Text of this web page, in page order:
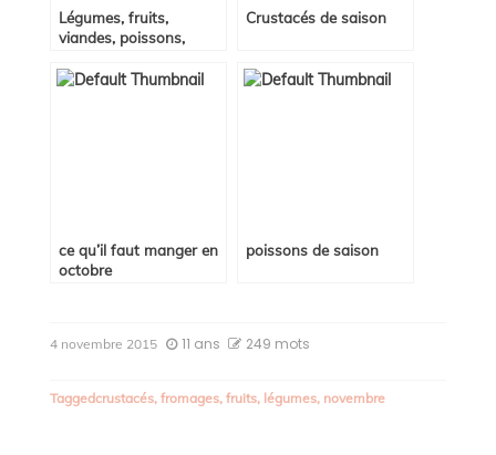
Légumes, fruits,
viandes, poissons,
de saison
Crustacés de saison
ce qu’il faut manger en
octobre
poissons de saison
4 novembre 2015 11 ans 249 mots
Taggedcrustacés, fromages, fruits, légumes, novembre